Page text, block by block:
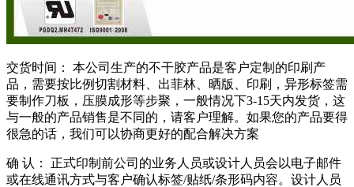
交货时间： 本公司生产的不干胶产品是客户定制的印刷产
品，需要按比例切割材料、出菲林、晒版、印刷，异形标签需
要制作刀板，压膜成形等步聚，一般情况下3-15天内发货，这
与一般的产品销售是不同的，请客户理解。如果您的产品要得
很急的话，我们可以协商更好的配合解决方案
确 认： 正式印制前公司的业务人员或设计人员会以电子邮件
或在线通讯方式与客户确认标签/贴纸/条形码内容。设计人员